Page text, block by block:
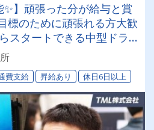
✨】頑張った分が給与と賞
標のために頑張れる方大歓
スタートできる中型ドラ
120日も選択可◎】
費支給 昇給あり 休日6日以上